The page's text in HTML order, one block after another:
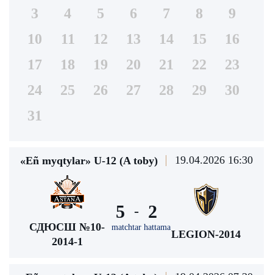
3
4 5 6 7 8
9
10
11 12 13 14 15
16
17
18 19 20 21 22
23
24
25 26 27 28 29
30
31
«Eñ myqtylar» U-12 (A toby) 19.04.2026 16:30
СДЮСШ №10-
2014-1
5 -
matchtar hattama
2
LEGION-2014